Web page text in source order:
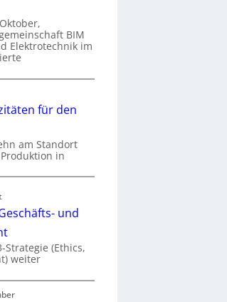
BIM
Elektrotechnik im
für den
am Standort
in
und
Strategie (Ethics,
weiter